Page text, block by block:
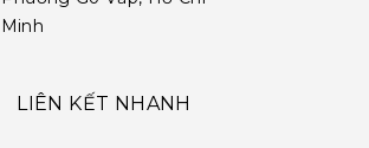
Minh
LIÊN KẾT NHANH